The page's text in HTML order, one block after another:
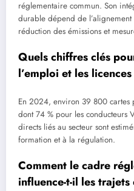
réglementaire commun. Son
durable dépend de
réduction des émissions et
Quels chiffres clés
l’emploi et les
En 2024, environ 39 800 cartes
dont 74 % pour les
directs liés au secteur sont
formation et à la régulation.
Comment le cadre
influence-t-il les